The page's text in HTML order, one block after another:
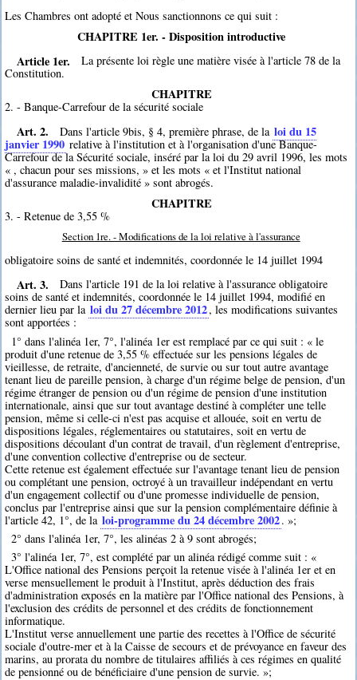
Les Chambres ont adopté et Nous sanctionnons ce qui suit :
CHAPITRE 1er. - Disposition introductive
Article 1er.
La présente loi règle une matière visée à l'article 78 de la
Constitution.
CHAPITRE
2. - Banque-Carrefour de la sécurité sociale
Art. 2. Dans l'article 9bis, § 4, première phrase, de la loi du 15
janvier 1990 relative à l'institution et à l'organisation d'une Banque-
Carrefour de la Sécurité sociale, inséré par la loi du 29 avril 1996, les mots
« , chacun pour ses missions, » et les mots « et l'Institut national
d'assurance maladie-invalidité » sont abrogés.
CHAPITRE
3. - Retenue de 3,55 %
Section 1re. - Modifications de la loi relative à l'assurance
obligatoire soins de santé et indemnités, coordonnée le 14 juillet 1994
Art. 3.
Dans l'article 191 de la loi relative à l'assurance obligatoire
soins de santé et indemnités, coordonnée le 14 juillet 1994, modifié en
dernier lieu par la loi du 27 décembre 2012, les modifications suivantes
sont apportées :
1° dans l'alinéa 1er, 7°, l'alinéa 1er est remplacé par ce qui suit : « le
produit d'une retenue de 3,55 % effectuée sur les pensions légales de
vieillesse, de retraite, d'ancienneté, de survie ou sur tout autre avantage
tenant lieu de pareille pension, à charge d'un régime belge de pension, d'un
régime étranger de pension ou d'un régime de pension d'une institution
internationale, ainsi que sur tout avantage destiné à compléter une telle
pension, même si celle-ci n'est pas acquise et allouée, soit en vertu de
dispositions légales, réglementaires ou statutaires, soit en vertu de
dispositions découlant d'un contrat de travail, d'un règlement d'entreprise,
d'une convention collective d'entreprise ou de secteur.
Cette retenue est également effectuée sur l'avantage tenant lieu de pension
ou complétant une pension, octroyé à un travailleur indépendant en vertu
d'un engagement collectif ou d'une promesse individuelle de pension,
conclus par l'entreprise ainsi que sur la pension complémentaire définie à
l'article 42, 1°, de la loi-programme du 24 décembre 2002. »;
2° dans l'alinéa 1er, 7°, les alinéas 2 à 9 sont abrogés;
3° l'alinéa 1er, 7°, est complété par un alinéa rédigé comme suit : «
L'Office national des Pensions perçoit la retenue visée à l'alinéa 1er et en
verse mensuellement le produit à l'Institut, après déduction des frais
d'administration exposés en la matière par l'Office national des Pensions, à
l'exclusion des crédits de personnel et des crédits de fonctionnement
informatique.
L'Institut verse annuellement une partie des recettes à l'Office de sécurité
sociale d'outre-mer et à la Caisse de secours et de prévoyance en faveur des
marins, au prorata du nombre de titulaires affiliés à ces régimes en qualité
de pensionné ou de bénéficiaire d'une pension de survie. »;